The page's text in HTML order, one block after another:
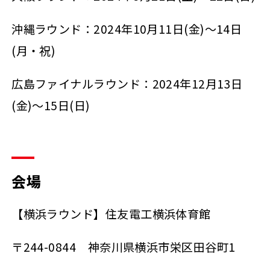
沖縄ラウンド：2024年10月11日(金)～14日
(月・祝)
広島ファイナルラウンド：2024年12月13日
(金)～15日(日)
会場
【横浜ラウンド】住友電工横浜体育館
〒244-0844 神奈川県横浜市栄区田谷町1